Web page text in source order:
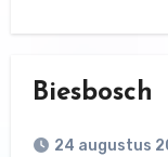
Biesbosch
24 augustus